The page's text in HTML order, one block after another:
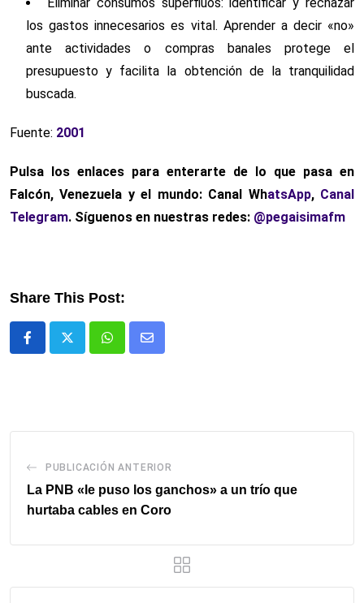
los gastos innecesarios es vital. Aprender a decir «no»
ante actividades o compras banales protege el
presupuesto y facilita la obtención de la tranquilidad
buscada.
Fuente: 2001
Pulsa los enlaces para enterarte de lo que pasa en
Falcón, Venezuela y el mundo: Canal WhatsApp, Canal
Telegram. Síguenos en nuestras redes: @pegaisimafm
Share This Post:
WhatsappComparte
PUBLICACIÓN ANTERIOR
La PNB «le puso los ganchos» a un trío que
hurtaba cables en Coro